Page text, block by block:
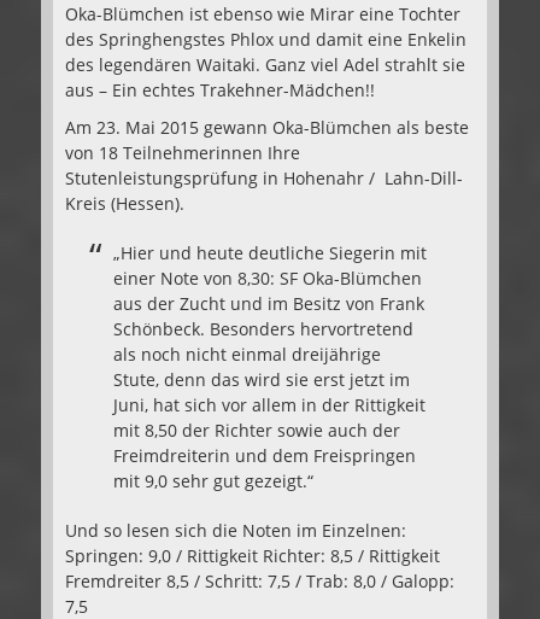
Oka-Blümchen ist ebenso wie Mirar eine Tochter
des Springhengstes Phlox und damit eine Enkelin
des legendären Waitaki. Ganz viel Adel strahlt sie
aus – Ein echtes Trakehner-Mädchen!!
Am 23. Mai 2015 gewann Oka-Blümchen als beste
von 18 Teilnehmerinnen Ihre
Stutenleistungsprüfung in Hohenahr / Lahn-Dill-
Kreis (Hessen).
„Hier und heute deutliche Siegerin mit
einer Note von 8,30: SF Oka-Blümchen
aus der Zucht und im Besitz von Frank
Schönbeck. Besonders hervortretend
als noch nicht einmal dreijährige
Stute, denn das wird sie erst jetzt im
Juni, hat sich vor allem in der Rittigkeit
mit 8,50 der Richter sowie auch der
Freimdreiterin und dem Freispringen
mit 9,0 sehr gut gezeigt.“
Und so lesen sich die Noten im Einzelnen:
Springen: 9,0 / Rittigkeit Richter: 8,5 / Rittigkeit
Fremdreiter 8,5 / Schritt: 7,5 / Trab: 8,0 / Galopp:
7,5